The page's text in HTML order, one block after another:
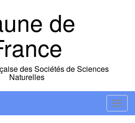
de
des Sociétés de Sciences
Naturelles
T
o